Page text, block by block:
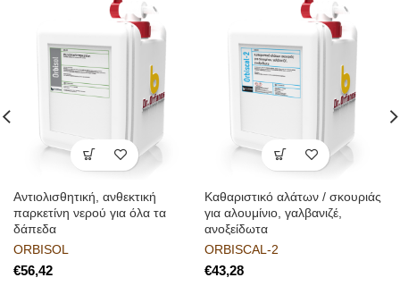
Αντιολισθητική, ανθεκτική
παρκετίνη νερού για όλα τα
δάπεδα
ORBISOL
€
Καθαριστικό αλάτων / σκουριάς
για αλουμίνιο, γαλβανιζέ,
ανοξείδωτα
ORBISCAL-2
€